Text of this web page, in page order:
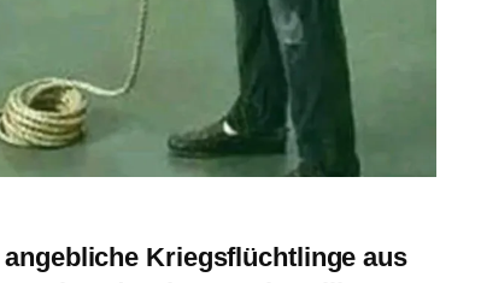
Kriegsflüchtlinge aus